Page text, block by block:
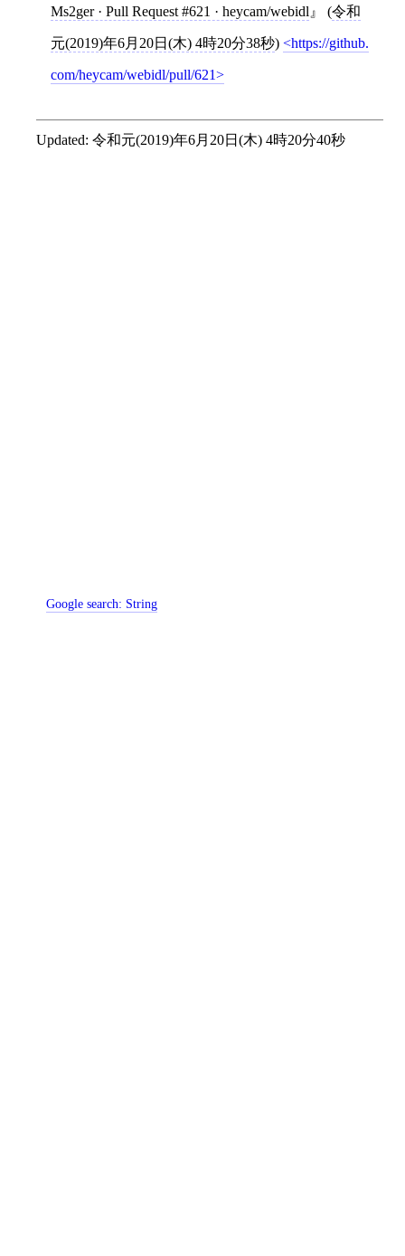
Ms2ger · Pull Request #621 · heycam/webidl (令和
元(2019)年6月20日(木) 4時20分38秒) https://github.
com/heycam/webidl/pull/621
Updated: 令和元(2019)年6月20日(木) 4時20分40秒
Google search: String